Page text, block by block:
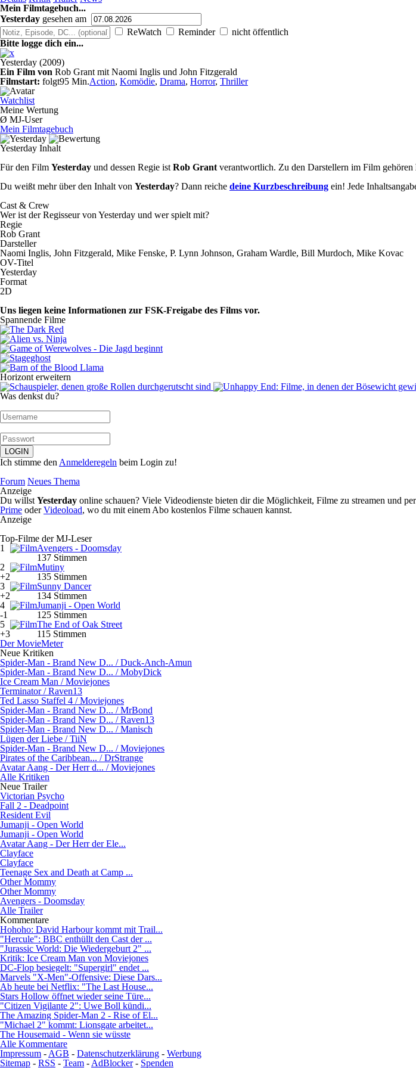
Mein Filmtagebuch...
Yesterday gesehen am
ReWatch
Reminder
nicht öffentlich
Bitte logge dich ein...
Yesterday (2009)
Ein Film von Rob Grant mit Naomi Inglis und John Fitzgerald
Filmstart: folgt95 Min.Action, Komödie, Drama, Horror, Thriller
Watchlist
Meine Wertung
Ø MJ-User
Mein Filmtagebuch
Yesterday Inhalt
Für den Film Yesterday und dessen Regie ist Rob Grant verantwortlich. Zu den Darstellern im Film gehören
Du weißt mehr über den Inhalt von Yesterday? Dann reiche deine Kurzbeschreibung ein! Jede
Cast & Crew
Wer ist der Regisseur von Yesterday und wer spielt mit?
Regie
Rob Grant
Darsteller
Naomi Inglis, John Fitzgerald, Mike Fenske, P. Lynn Johnson, Graham Wardle, Bill Murdoch, Mike Kovac
OV-Titel
Yesterday
Format
2D
Uns liegen keine Informationen zur FSK-Freigabe des Films vor.
Spannende Filme
Horizont erweitern
Was denkst du?
Ich stimme den Anmelderegeln beim Login zu!
Forum Neues Thema
Anzeige
Du willst Yesterday online schauen? Viele Videodienste bieten dir die Möglichkeit, Filme zu streamen und
Prime oderVideoload, wo du mit einem Abo kostenlos Filme schauen kannst.
Anzeige
Top-Filme der MJ-Leser
1
Avengers - Doomsday
137 Stimmen
2
+2
Mutiny
135 Stimmen
3
+2
Sunny Dancer
134 Stimmen
4
-1
Jumanji - Open World
125 Stimmen
5
+3
The End of Oak Street
115 Stimmen
Der MovieMeter
Neue Kritiken
Spider-Man - Brand New D... / Duck-Anch-Amun
Spider-Man - Brand New D... / MobyDick
Ice Cream Man / Moviejones
Terminator / Raven13
Ted Lasso Staffel 4 / Moviejones
Spider-Man - Brand New D... / MrBond
Spider-Man - Brand New D... / Raven13
Spider-Man - Brand New D... / Manisch
Lügen der Liebe / TiiN
Spider-Man - Brand New D... / Moviejones
Pirates of the Caribbean... / DrStrange
Avatar Aang - Der Herr d... / Moviejones
Alle Kritiken
Neue Trailer
Victorian Psycho
Fall 2 - Deadpoint
Resident Evil
Jumanji - Open World
Jumanji - Open World
Avatar Aang - Der Herr der Ele...
Clayface
Clayface
Teenage Sex and Death at Camp ...
Other Mommy
Other Mommy
Avengers - Doomsday
Alle Trailer
Kommentare
Hohoho: David Harbour kommt mit Trail...
"Hercule": BBC enthüllt den Cast der ...
"Jurassic World: Die Wiedergeburt 2" ...
Kritik: Ice Cream Man von Moviejones
DC-Flop besiegelt: "Supergirl" endet ...
Marvels "X-Men"-Offensive: Diese Dars...
Ab heute bei Netflix: "The Last House...
Stars Hollow öffnet wieder seine Türe...
"Citizen Vigilante 2": Uwe Boll kündi...
The Amazing Spider-Man 2 - Rise of El...
"Michael 2" kommt: Lionsgate arbeitet...
The Housemaid - Wenn sie wüsste
Alle Kommentare
Impressum - AGB - Datenschutzerklärung - Werbung
Sitemap - RSS - Team - AdBlocker- Spenden